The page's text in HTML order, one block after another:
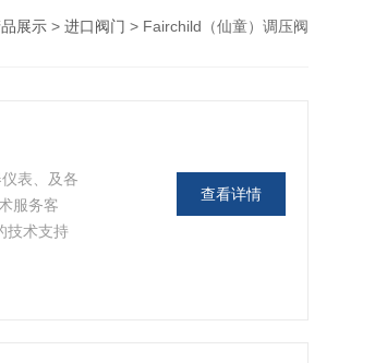
展示 > 进口阀门 > Fairchild（仙童）调压阀
表、及各
服务客
技术支持
行的广
查看详情